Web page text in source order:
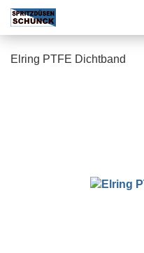
Elring PTFE Dichtband